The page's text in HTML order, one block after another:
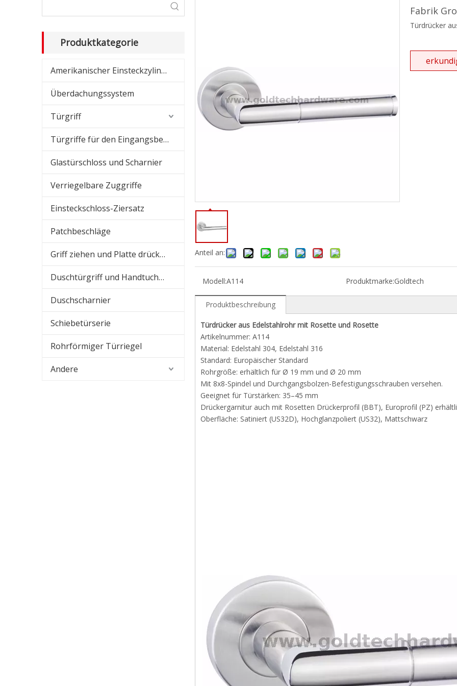
Amerikanischer Einsteckzylinder
Überdachungssystem
Glastür-Schließsystem
Produktkategorie
Amerikanischer Einsteckzylinder
Überdachungssystem
Türgriff
Türgriffe für den Eingangsbereich
Glastürschloss und Scharnier
Verriegelbare Zuggriffe
Einsteckschloss-Ziersatz
Patchbeschläge
Griff ziehen und Platte drücken
Duschtürgriff und Handtuchhalter
Duschscharnier
Schiebetürserie
Rohrförmiger Türriegel
Andere
Anteil an:
Fabrik
Türdrücker
Modell:A114 Produktmarke:Goldtech
Produktbeschreibung
Türdrücker aus Edelstahlrohr mit Rosette und Rosette
Artikelnummer: A114
Material: Edelstahl 304, Edelstahl 316
Standard: Europäischer Standard
Rohrgröße: erhältlich für Ø 19 mm und Ø 20 mm
Mit 8x8-Spindel und Durchgangsbolzen-Befestigungsschrauben versehen.
Geeignet für Türstärken: 35–45 mm
Drückergarnitur auch mit Rosetten Drückerprofil (BBT), Europrofil (PZ)
Oberfläche: Satiniert (US32D), Hochglanzpoliert (US32), Mattschwarz